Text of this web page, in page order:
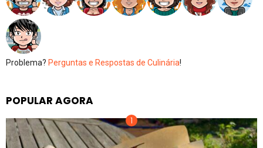
Problema? Perguntas e Respostas de Culinária!
POPULAR AGORA